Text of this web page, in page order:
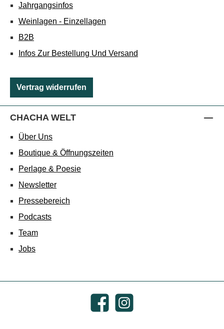
Jahrgangsinfos
Weinlagen - Einzellagen
B2B
Infos Zur Bestellung Und Versand
Vertrag widerrufen
CHACHA WELT
Über Uns
Boutique & Öffnungszeiten
Perlage & Poesie
Newsletter
Pressebereich
Podcasts
Team
Jobs
FacebookInstagram